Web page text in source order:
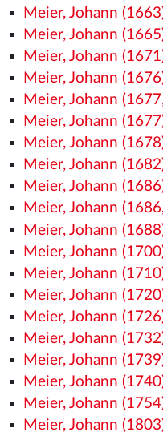
Meier, Johann
Meier, Johann
Meier, Johann
Meier, Johann
Meier, Johann
Meier, Johann
Meier, Johann
Meier, Johann
Meier, Johann
Meier, Johann
Meier, Johann
Meier, Johann
Meier, Johann
Meier, Johann
Meier, Johann
Meier, Johann
Meier, Johann
Meier, Johann
Meier, Johann
Meier, Johann